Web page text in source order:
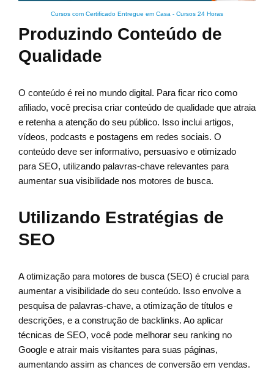
Cursos com Certificado Entregue em Casa - Cursos 24 Horas
Produzindo Conteúdo de
Qualidade
O conteúdo é rei no mundo digital. Para ficar rico como
afiliado, você precisa criar conteúdo de qualidade que atraia
e retenha a atenção do seu público. Isso inclui artigos,
vídeos, podcasts e postagens em redes sociais. O
conteúdo deve ser informativo, persuasivo e otimizado
para SEO, utilizando palavras-chave relevantes para
aumentar sua visibilidade nos motores de busca.
Utilizando Estratégias de
SEO
A otimização para motores de busca (SEO) é crucial para
aumentar a visibilidade do seu conteúdo. Isso envolve a
pesquisa de palavras-chave, a otimização de títulos e
descrições, e a construção de backlinks. Ao aplicar
técnicas de SEO, você pode melhorar seu ranking no
Google e atrair mais visitantes para suas páginas,
aumentando assim as chances de conversão em vendas.